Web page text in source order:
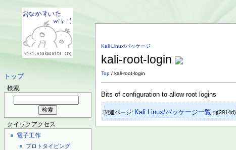
トップ
検索
クイックアクセス
電子工作
プロトタイピング
Kali Linux/パッケージ
kali-root-login
Top / kali-root-login
Bits of configuration to allow root logins
関連ページ: Kali Linux/パッケージ一覧 [1](2914d)